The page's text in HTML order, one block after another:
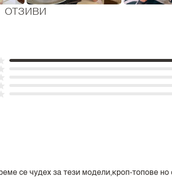
ОТЗИВИ
се чудех за тези модели,кроп-топове но